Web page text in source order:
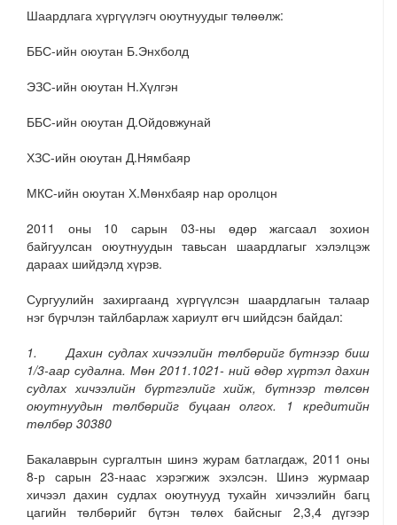
Шаардлага хүргүүлэгч оюутнуудыг төлөөлж:
ББС-ийн оюутан Б.Энхболд
ЭЗС-ийн оюутан Н.Хүлгэн
ББС-ийн оюутан Д.Ойдовжунай
ХЗС-ийн оюутан Д.Нямбаяр
МКС-ийн оюутан Х.Мөнхбаяр нар оролцон
2011 оны 10 сарын 03-ны өдөр жагсаал зохион
байгуулсан оюутнуудын тавьсан шаардлагыг хэлэлцэж
дараах шийдэлд хүрэв.
Сургуулийн захиргаанд хүргүүлсэн шаардлагын талаар
нэг бүрчлэн тайлбарлаж хариулт өгч шийдсэн байдал:
1. Дахин судлах хичээлийн төлбөрийг бүтнээр биш
1/3-аар судална. Мөн 2011.1021- ний өдөр хүртэл дахин
судлах хичээлийн бүртгэлийг хийж, бүтнээр төлсөн
оюутнуудын төлбөрийг буцаан олгох. 1 кредитийн
төлбөр 30380
Бакалаврын сургалтын шинэ журам батлагдаж, 2011 оны
8-р сарын 23-наас хэрэгжиж эхэлсэн. Шинэ журмаар
хичээл дахин судлах оюутнууд тухайн хичээлийн багц
цагийн төлбөрийг бүтэн төлөх байсныг 2,3,4 дүгээр